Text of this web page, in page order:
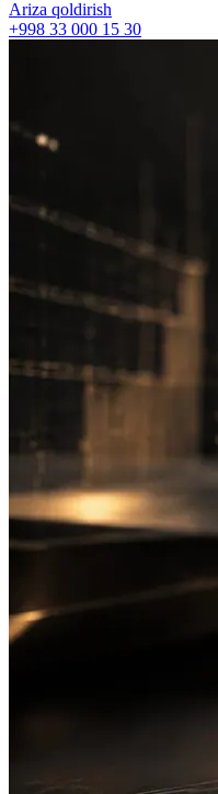
Ariza qoldirish
+998 33 000 15 30